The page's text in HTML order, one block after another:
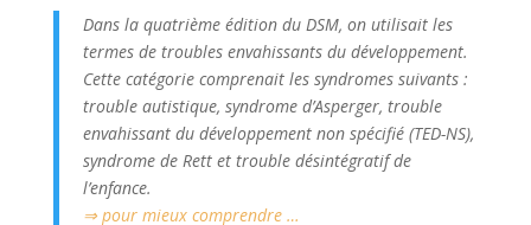
Dans la quatrième édition du DSM, on utilisait les
termes de troubles envahissants du développement.
Cette catégorie comprenait les syndromes suivants :
trouble autistique, syndrome d’Asperger, trouble
envahissant du développement non spécifié (TED-NS),
syndrome de Rett et trouble désintégratif de
l’enfance.
⇒ pour mieux comprendre …